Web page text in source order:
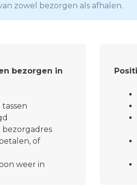
zowel bezorgen als afhalen.
bezorgen in
bezorgadres
of
weer in